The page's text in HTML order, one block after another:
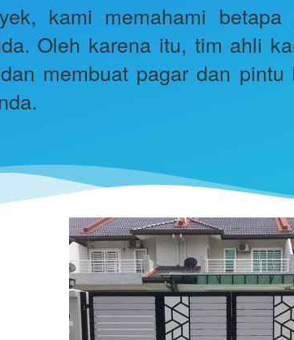
kami memahami
Oleh karena itu, tim ahli
membuat pagar dan